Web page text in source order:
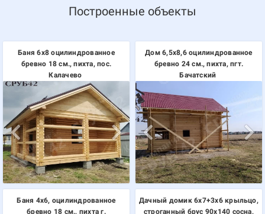
Построенные объекты
Баня 6х8 оцилиндрованное
бревно 18 см., пихта, пос.
Калачево
Дом 6,5х8,6 оцилиндрованное
бревно 24 см., пихта, пгт.
Бачатский
Баня 4х6, оцилиндрованное
бревно 18 см., пихта г.
Дачный домик 6х7+3х6 крыльцо,
строганный брус 90х140 сосна,